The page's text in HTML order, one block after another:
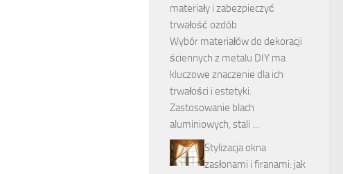
materiały i zabezpieczyć
trwałość ozdób
Wybór materiałów do dekoracji
ściennych z metalu DIY ma
kluczowe znaczenie dla ich
trwałości i estetyki.
Zastosowanie blach
aluminiowych, stali …
Stylizacja okna
zasłonami i firanami: jak